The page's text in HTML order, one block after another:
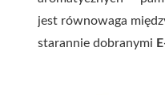
jest równowaga
starannie dobranymi